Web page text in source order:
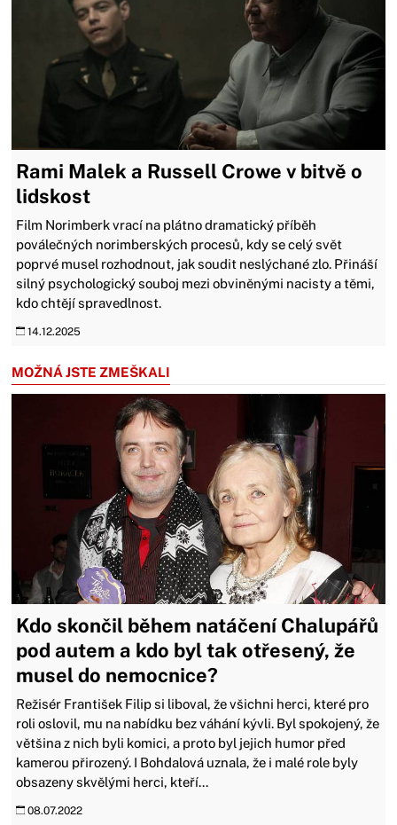
Rami Malek a Russell Crowe v bitvě o
lidskost
Film Norimberk vrací na plátno dramatický příběh
poválečných norimberských procesů, kdy se celý svět
poprvé musel rozhodnout, jak soudit neslýchané zlo. Přináší
silný psychologický souboj mezi obviněnými nacisty a těmi,
kdo chtějí spravedlnost.
14.12.2025
MOŽNÁ JSTE ZMEŠKALI
Kdo skončil během natáčení Chalupářů
pod autem a kdo byl tak otřesený, že
musel do nemocnice?
Režisér František Filip si liboval, že všichni herci, které pro
roli oslovil, mu na nabídku bez váhání kývli. Byl spokojený, že
většina z nich byli komici, a proto byl jejich humor před
kamerou přirozený. I Bohdalová uznala, že i malé role byly
obsazeny skvělými herci, kteří...
08.07.2022